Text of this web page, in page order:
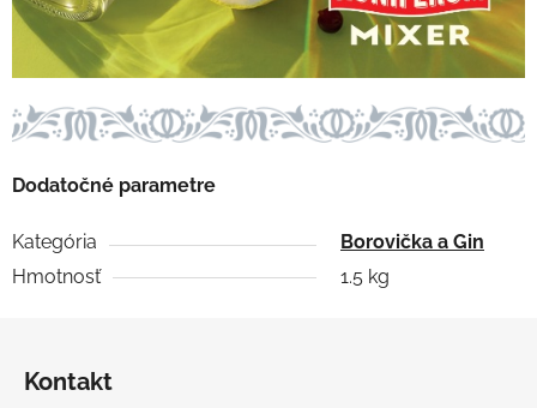
Dodatočné parametre
Kategória
Borovička a Gin
Hmotnosť
1.5 kg
Kontakt